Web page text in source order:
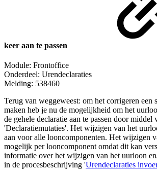
keer aan te passen
Module: Frontoffice
Onderdeel: Urendeclaraties
Melding: 538460
Terug van weggeweest: om het corrigeren een
maken heb je nu de mogelijkheid om het
de gehele declaratie aan te passen door middel
'Declaratiemutaties'. Het wijzigen van het
aan voor alle looncomponenten. Het wijzigen
mogelijk per looncomponent omdat dit kan
informatie over het wijzigen van het uurloon
in de procesbeschrijving 'Urendeclaraties